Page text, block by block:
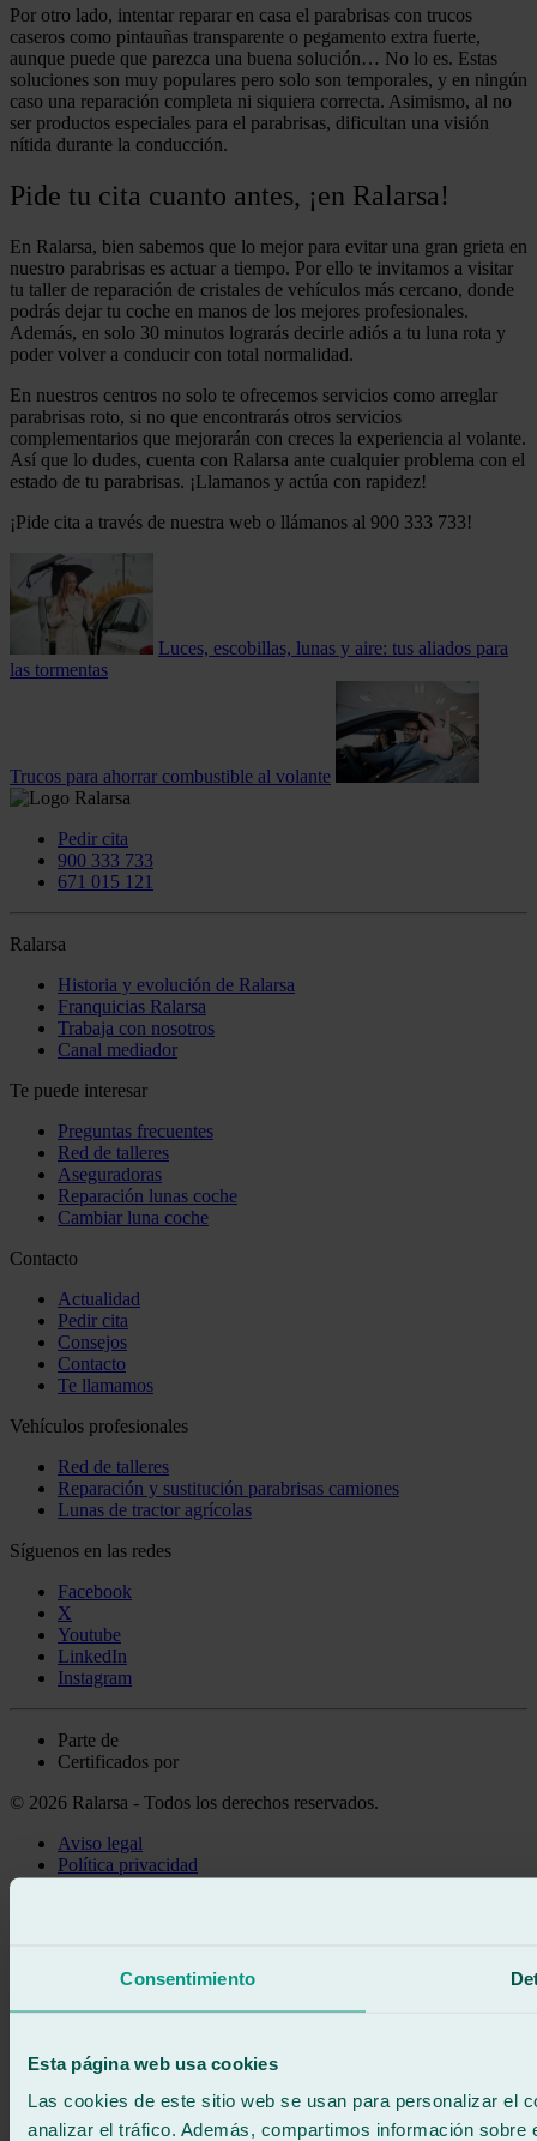
Consentimiento
Esta página web usa cookies
Las cookies de este sitio web se usan para personalizar el
analizar el tráfico. Además, compartimos información
Por otro lado, intentar reparar en casa el parabrisas con trucos
caseros como pintauñas transparente o pegamento extra fuerte,
aunque puede que parezca una buena solución… No lo es. Estas
soluciones son muy populares pero solo son temporales, y en ningún
caso una reparación completa ni siquiera correcta. Asimismo, al no
ser productos especiales para el parabrisas, dificultan una visión
nítida durante la conducción.
Pide tu cita cuanto antes, ¡en Ralarsa!
En Ralarsa, bien sabemos que lo mejor para evitar una gran grieta en
nuestro parabrisas es actuar a tiempo. Por ello te invitamos a visitar
tu taller de reparación de cristales de vehículos más cercano, donde
podrás dejar tu coche en manos de los mejores profesionales.
Además, en solo 30 minutos lograrás decirle adiós a tu luna rota y
poder volver a conducir con total normalidad.
En nuestros centros no solo te ofrecemos servicios como arreglar
parabrisas roto, si no que encontrarás otros servicios
complementarios que mejorarán con creces la experiencia al volante.
Así que lo dudes, cuenta con Ralarsa ante cualquier problema con el
estado de tu parabrisas. ¡Llamanos y actúa con rapidez!
¡Pide cita a través de nuestra web o llámanos al 900 333 733!
Luces, escobillas, lunas y aire: tus aliados para
las tormentas
Trucos para ahorrar combustible al volante
Pedir cita
900 333 733
671 015 121
Ralarsa
Historia y evolución de Ralarsa
Franquicias Ralarsa
Trabaja con nosotros
Canal mediador
Te puede interesar
Preguntas frecuentes
Red de talleres
Aseguradoras
Reparación lunas coche
Cambiar luna coche
Contacto
Actualidad
Pedir cita
Consejos
Contacto
Te llamamos
Vehículos profesionales
Red de talleres
Reparación y sustitución parabrisas camiones
Lunas de tractor agrícolas
Síguenos en las redes
Facebook
X
Youtube
LinkedIn
Instagram
Parte de
Certificados por
© 2026 Ralarsa - Todos los derechos reservados.
Aviso legal
Política privacidad
Sin compromiso
671 015 121
900 333 733
ATENCIÓN 24/7